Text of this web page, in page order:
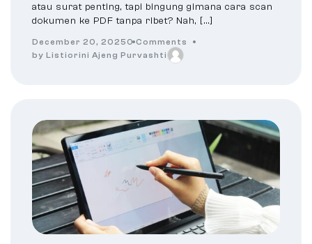
atau surat penting, tapi bingung gimana cara scan
dokumen ke PDF tanpa ribet? Nah, […]
December 20, 2025 0 Comments
by Listiorini Ajeng Purvashti